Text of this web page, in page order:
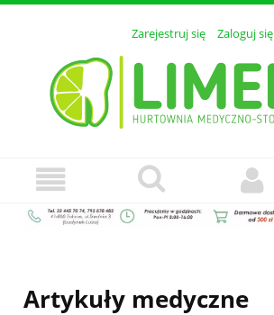
Zarejestruj się Zaloguj się
Artykuły medyczne